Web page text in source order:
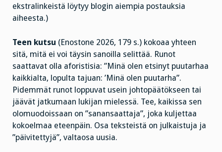
ekstralinkeistä löytyy blogin aiempia postauksia
aiheesta.)
Teen kutsu (Enostone 2026, 179 s.) kokoaa yhteen
sitä, mitä ei voi täysin sanoilla selittää. Runot
saattavat olla aforistisia: ”Minä olen etsinyt puutarhaa
kaikkialta, lopulta tajuan: ’Minä olen puutarha”.
Pidemmät runot loppuvat usein johtopäätökseen tai
jäävät jatkumaan lukijan mielessä. Tee, kaikissa sen
olomuodoissaan on ”sanansaattaja”, joka kuljettaa
kokoelmaa eteenpäin. Osa teksteistä on julkaistuja ja
”päivitettyjä”, valtaosa uusia.